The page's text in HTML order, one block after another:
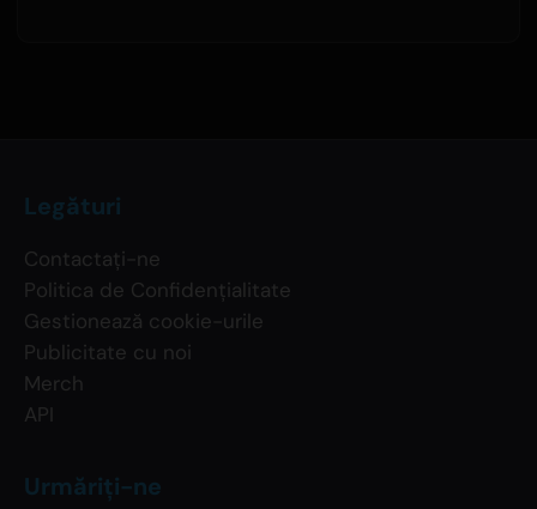
Legături
Contactați-ne
Politica de Confidențialitate
Gestionează cookie-urile
Publicitate cu noi
Merch
API
Urmăriți-ne